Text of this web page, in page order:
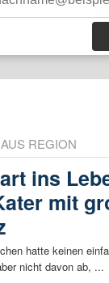
REGION
ins
mit
hatte keinen
nicht davon ab, ...